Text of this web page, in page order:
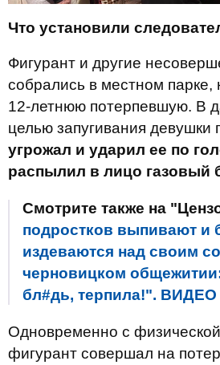
Что установили
Фигурант и другие
собрались в местном парке,
12-летнюю потерпевшую. В
целью запугивания девушки
угрожал и ударил ее по
распылил в лицо газовый
Смотрите также на
подростков выпивают и
издеваются над своим
черновицком
бл#дь, терпила!". ВИДЕО
Одновременно с
фигурант совершал на